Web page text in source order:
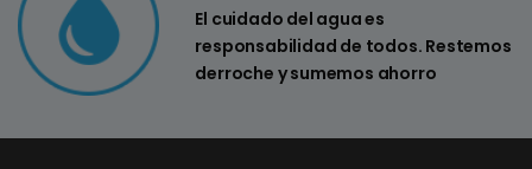
El cuidado del agua es
responsabilidad de todos. Restemos
derroche y sumemos ahorro